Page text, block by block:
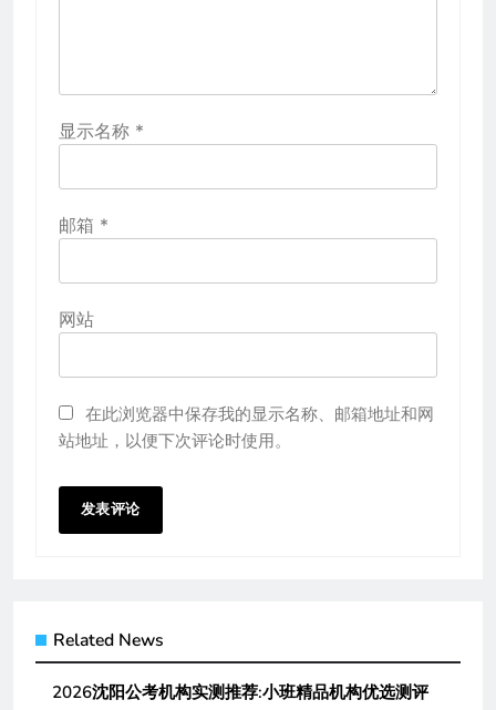
显示名称 *
邮箱 *
网站
在此浏览器中保存我的显示名称、邮箱地址和网
站地址，以便下次评论时使用。
Related News
2026沈阳公考机构实测推荐:小班精品机构优选测评